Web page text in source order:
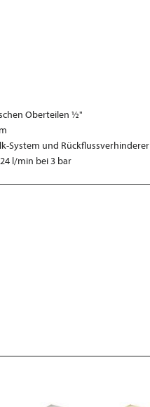
Oberteilen ½"
System und Rückflussverhinderer
l/min bei 3 bar